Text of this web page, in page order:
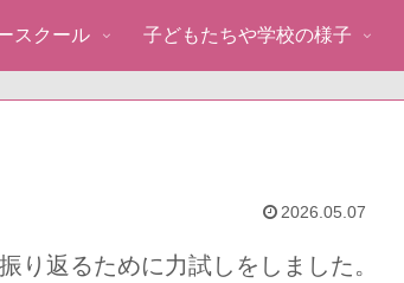
スクール 子どもたちや学校の様子
2026.05.07
り返るために力試しをしました。